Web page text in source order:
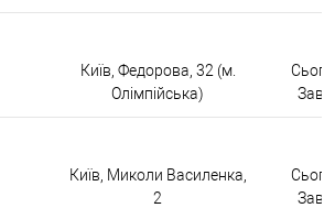
Київ, Федорова, 32 (м.
Олімпійська)
Київ, Миколи Василенка,
2